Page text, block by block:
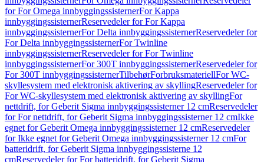
for For Omega innbyggingssisternerFor Kappa
innbyggingssisternerReservedeler for For Kappa
innbyggingssisternerFor Delta innbyggingssisternerReservedeler for
For Delta innbyggingssisternerFor Twinline
innbyggingssisternerReservedeler for For Twinline
innbyggingssisternerFor 300T innbyggingssisternerReservedeler for
For 300T innbyggingssisternerTilbehørForbruksmateriellFor WC-
skyllesystem med elektronisk aktivering av skyllingReservedeler for
For WC-skyllesystem med elektronisk aktivering av skyllingFor
nettdrift, for Geberit Sigma innbyggingssisterner 12 cmReservedeler
for For nettdrift, for Geberit Sigma innbyggingssisterner 12 cmIkke
egnet for Geberit Omega innbyggingssisterner 12 cmReservedeler
for Ikke egnet for Geberit Omega innbyggingssisterner 12 cmFor
batteridrift, for Geberit Sigma innbyggingssisterne 12
cmReservedeler for For batteridrift, for Geberit Sigma